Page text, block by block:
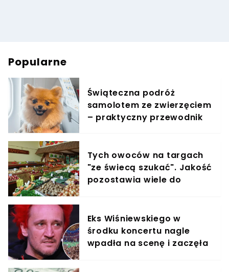
Popularne
Świąteczna podróż
samolotem ze zwierzęciem
– praktyczny przewodnik
Tych owoców na targach
"ze świecą szukać". Jakość
pozostawia wiele do
Eks Wiśniewskiego w
środku koncertu nagle
wpadła na scenę i zaczęła